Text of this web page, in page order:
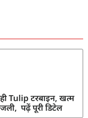
Tulip टरबाइन, खत्म
पढ़ें पूरी डिटेल